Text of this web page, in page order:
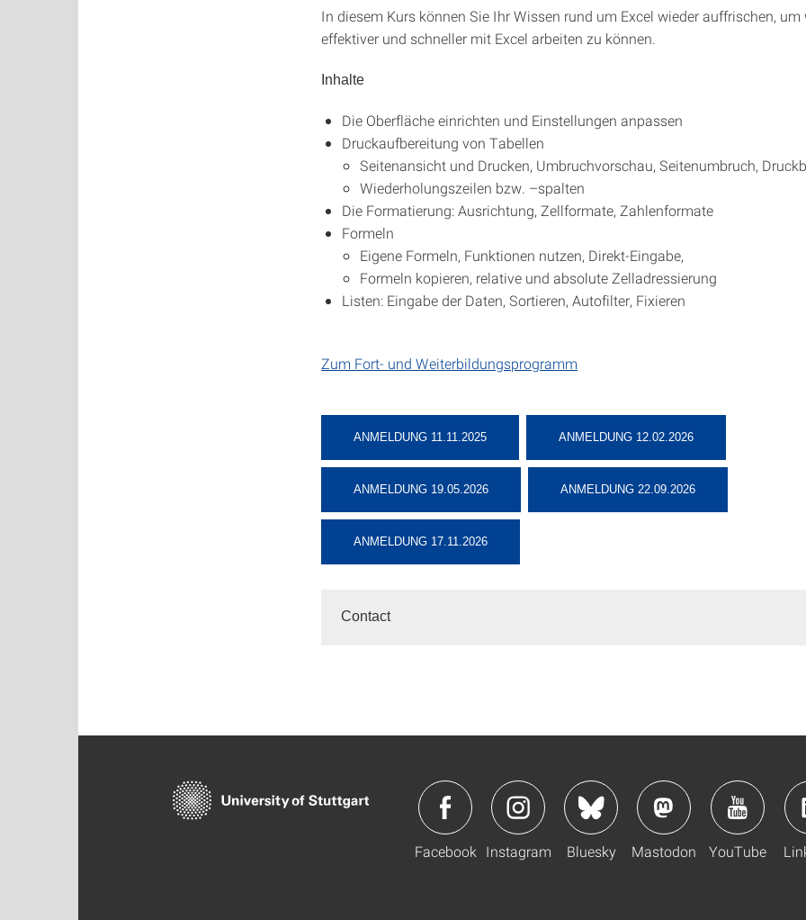
In diesem Kurs können Sie Ihr Wissen rund um Excel wieder auffrischen, um
effektiver und schneller mit Excel arbeiten zu können.
Inhalte
Die Oberfläche einrichten und Einstellungen anpassen
Druckaufbereitung von Tabellen
Seitenansicht und Drucken, Umbruchvorschau, Seitenumbruch,
Wiederholungszeilen bzw. –spalten
Die Formatierung: Ausrichtung, Zellformate, Zahlenformate
Formeln
Eigene Formeln, Funktionen nutzen, Direkt-Eingabe,
Formeln kopieren, relative und absolute Zelladressierung
Listen: Eingabe der Daten, Sortieren, Autofilter, Fixieren
Zum Fort- und Weiterbildungsprogramm
ANMELDUNG 11.11.2025 ANMELDUNG 12.02.2026
ANMELDUNG 19.05.2026 ANMELDUNG 22.09.2026
ANMELDUNG 17.11.2026
Contact
Facebook Instagram Bluesky Mastodon YouTube